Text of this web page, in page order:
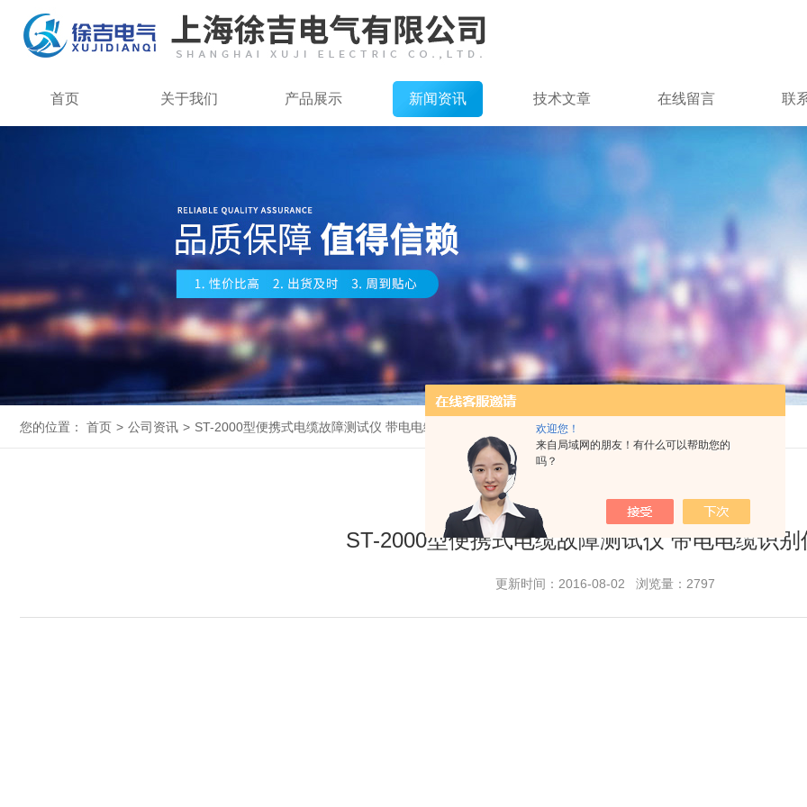
欢迎您！
来自局域网的朋友！有什么可以帮助您的
吗？
首页 关于我们 产品展示 新闻资讯 技术文章 在线留言 联
您的位置： 首页 > 公司资讯 > ST-2000型便携式电缆故障测试仪 带电电缆识别仪型号
ST-2000型便携式电缆故障测试仪 带电电缆识别
更新时间：2016-08-02 浏览量：2797